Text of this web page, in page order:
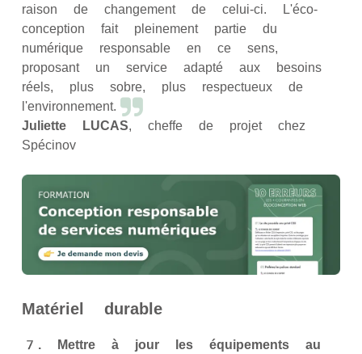
raison de changement de celui-ci. L'éco-
conception fait pleinement partie du
numérique responsable en ce sens,
proposant un service adapté aux besoins
réels, plus sobre, plus respectueux de
l'environnement.
Juliette LUCAS, cheffe de projet chez
Spécinov
Matériel durable
7. Mettre à jour les équipements au